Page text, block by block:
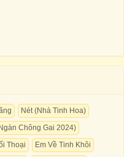
Nét (Nhà Tinh Hoa)
Chông Gai 2024)
Thoại
Em Về Tinh Khôi